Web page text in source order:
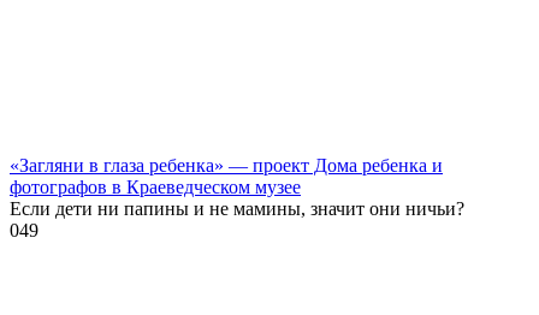
«Загляни в глаза ребенка» — проект Дома ребенка и
фотографов в Краеведческом музее
Если дети ни папины и не мамины, значит они ничьи?
049